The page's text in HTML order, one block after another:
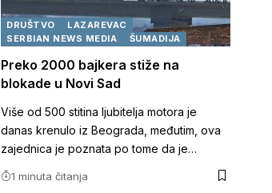
DRUŠTVO
LAZAREVAC
SERBIAN NEWS MEDIA
ŠUMADIJA
Preko 2000 bajkera stiže na
blokade u Novi Sad
Više od 500 stitina ljubitelja motora je
danas krenulo iz Beograda, međutim, ova
zajednica je poznata po tome da je…
1 minuta čitanja